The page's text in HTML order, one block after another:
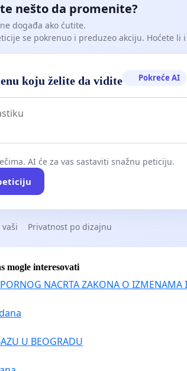
nešto da promenite?
događa ako ćutite.
se pokrenuo i preduzeo akciju. Hoćete li
koju želite da vidite Pokreće AI
AI će za vas sastaviti snažnu peticiju.
Privatnost po dizajnu
mogle interesovati
NACRTA ZAKONA O
U BEOGRADU